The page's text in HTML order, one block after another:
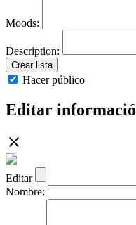
Moods:
Description:
Crear lista
Hacer público
Editar
Editar
Nombre: